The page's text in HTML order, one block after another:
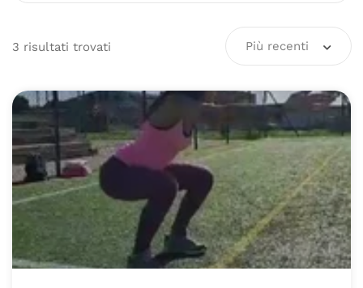
3 risultati trovati Più recenti